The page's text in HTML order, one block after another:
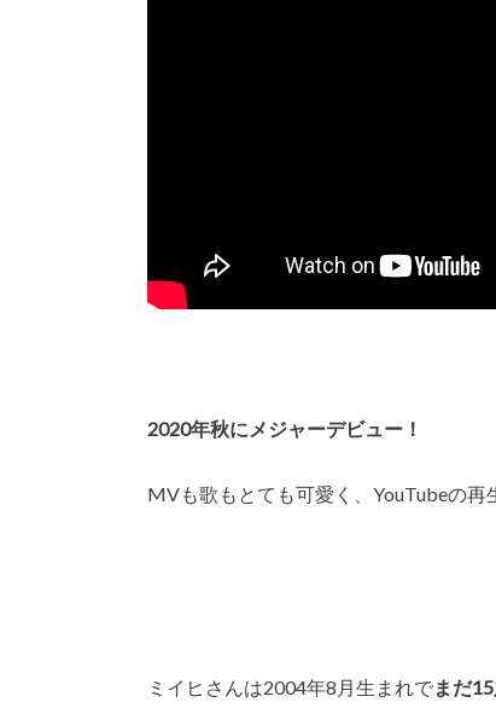
2020年秋にメジャーデビュー！
MVも歌もとても可愛く、YouTubeの再
ミイヒさんは2004年8月生まれでまだ